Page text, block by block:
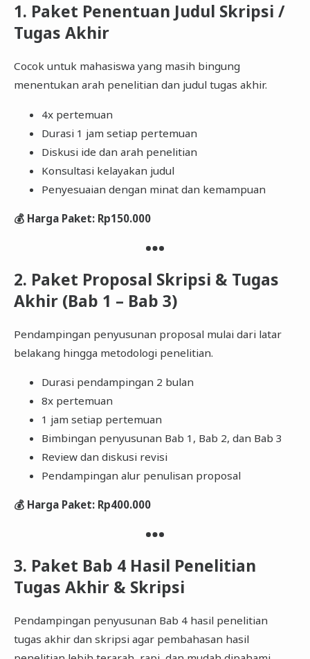
1. Paket Penentuan Judul Skripsi /
Tugas Akhir
Cocok untuk mahasiswa yang masih bingung
menentukan arah penelitian dan judul tugas akhir.
4x pertemuan
Durasi 1 jam setiap pertemuan
Diskusi ide dan arah penelitian
Konsultasi kelayakan judul
Penyesuaian dengan minat dan kemampuan
💰 Harga Paket: Rp150.000
2. Paket Proposal Skripsi & Tugas
Akhir (Bab 1 – Bab 3)
Pendampingan penyusunan proposal mulai dari latar
belakang hingga metodologi penelitian.
Durasi pendampingan 2 bulan
8x pertemuan
1 jam setiap pertemuan
Bimbingan penyusunan Bab 1, Bab 2, dan Bab 3
Review dan diskusi revisi
Pendampingan alur penulisan proposal
💰 Harga Paket: Rp400.000
3. Paket Bab 4 Hasil Penelitian
Tugas Akhir & Skripsi
Pendampingan penyusunan Bab 4 hasil penelitian
tugas akhir dan skripsi agar pembahasan hasil